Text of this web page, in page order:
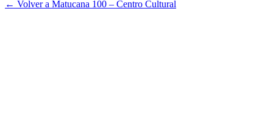
← Volver a Matucana 100 – Centro Cultural